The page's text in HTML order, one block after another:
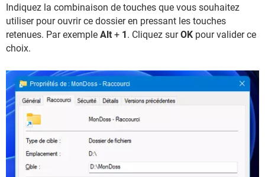
Indiquez la combinaison de touches que vous souhaitez
utiliser pour ouvrir ce dossier en pressant les touches
retenues. Par exemple Alt + 1. Cliquez surOK pour valider ce
choix.